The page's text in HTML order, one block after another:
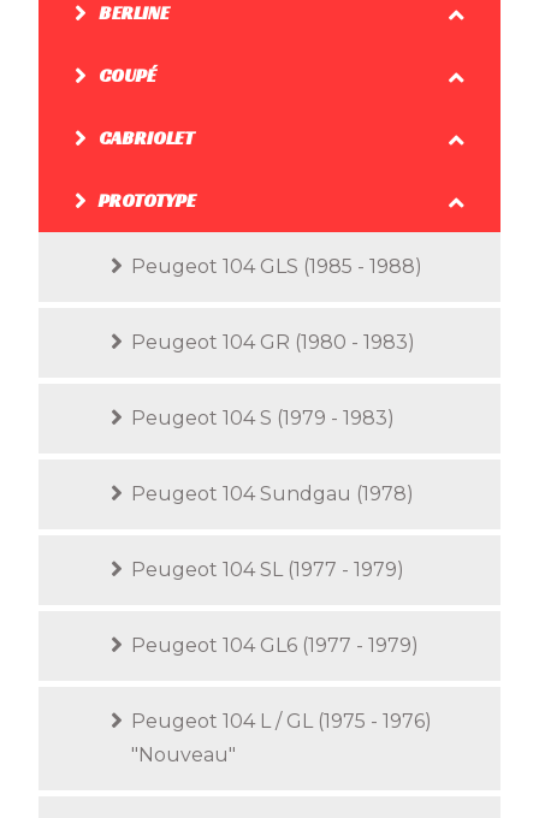
BERLINE
COUPÉ
CABRIOLET
PROTOTYPE
Peugeot 104 GLS (1985 - 1988)
Peugeot 104 GR (1980 - 1983)
Peugeot 104 S (1979 - 1983)
Peugeot 104 Sundgau (1978)
Peugeot 104 SL (1977 - 1979)
Peugeot 104 GL6 (1977 - 1979)
Peugeot 104 L / GL (1975 - 1976)
"Nouveau"